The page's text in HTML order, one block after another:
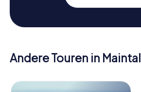
Andere Touren in Maintal